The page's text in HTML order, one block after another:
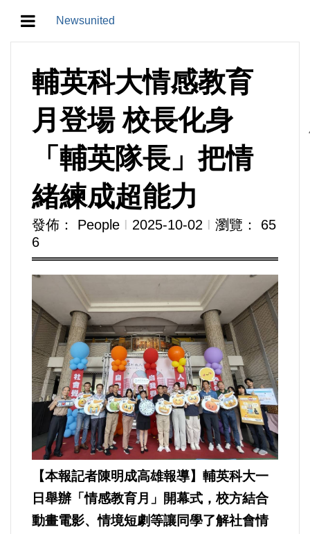
Newsunited
教育/五育/五創
人生/生存/生活
政治/政黨
農業/技術/肥飼料/農藥/產銷
食品/衛生/醫療/照護
運動/體育/休閒/育樂
兩岸/大陸
寵物/動保
婦女/孩童
輔英科大情感教育
月登場 校長化身
「輔英隊長」把情
緒練成超能力
發佈： People Ι 2025-10-02 Ι 瀏覽： 65
6
【本報記者陳明成高雄報導】輔英科大一
日舉辦「情感教育月」開幕式，校方結合
動畫電影、情境短劇等讓同學了解社會情